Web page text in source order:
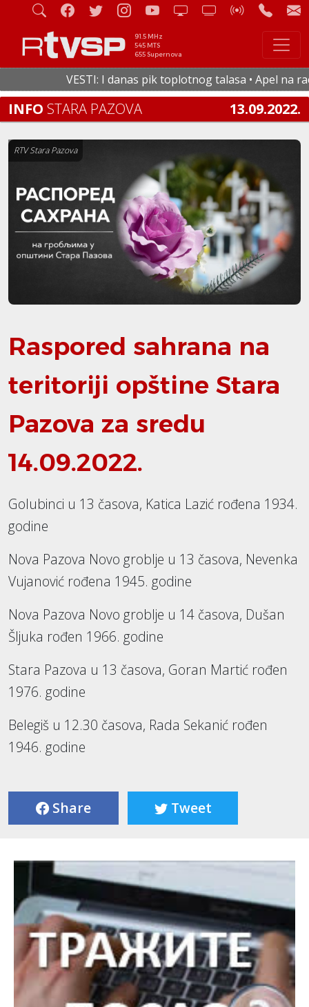
91.5 MHz
545 MTS
655 Supernova
VESTI: I danas pik toplotnog talasa • Apel na
INFO STARA PAZOVA 13.09.2022.
RTV Stara Pazova
Raspored sahrana na
teritoriji opštine Stara
Pazova za sredu
14.09.2022.
Golubinci u 13 časova, Katica Lazić rođena 1934.
godine
Nova Pazova Novo groblje u 13 časova, Nevenka
Vujanović rođena 1945. godine
Nova Pazova Novo groblje u 14 časova, Dušan
Šljuka rođen 1966. godine
Stara Pazova u 13 časova, Goran Martić rođen
1976. godine
Belegiš u 12.30 časova, Rada Sekanić rođen
1946. godine
Share Tweet